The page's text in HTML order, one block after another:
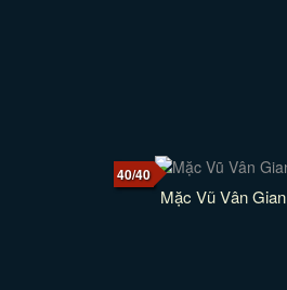
40/40
Mặc Vũ Vân Gian